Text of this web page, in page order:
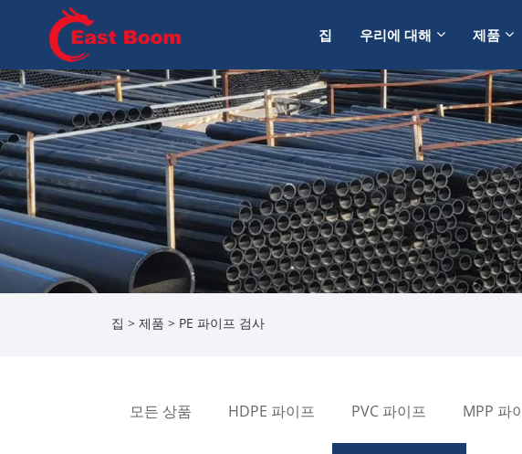
집 우리에 대해 제품
집 > 제품 > PE 파이프 검사
모든 상품 HDPE 파이프 PVC 파이프 MPP 파